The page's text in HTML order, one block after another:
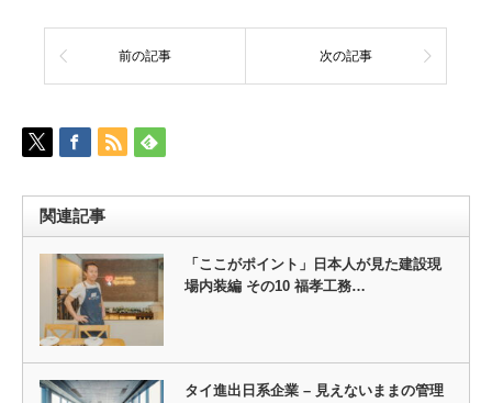
前の記事 次の記事
関連記事
「ここがポイント」日本人が見た建設現
場内装編 その10 福孝工務…
タイ進出日系企業 – 見えないままの管理